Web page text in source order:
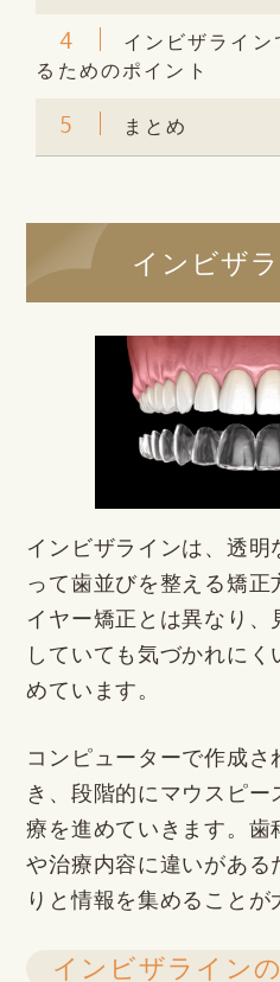
4
インビザライン
るためのポイント
5 まとめ
インビザ
インビザラインは、透明
って歯並びを整える矯正
イヤー矯正とは異なり、
していても気づかれに
めています。
コンピューターで作成
き、段階的にマウスピ
療を進めていきます。歯
や治療内容に違いがある
りと情報を集めることが
インビザライン